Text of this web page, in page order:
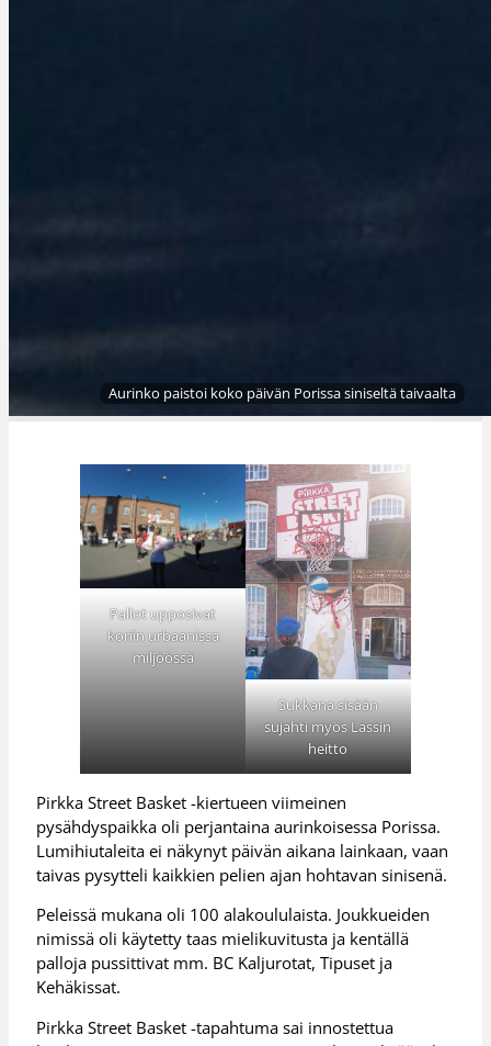
Aurinko paistoi koko päivän Porissa siniseltä taivaalta
Pallot upposivat
koriin urbaanissa
miljöössä
Sukkana sisään
sujahti myös Lassin
heitto
Pirkka Street Basket -kiertueen viimeinen
pysähdyspaikka oli perjantaina aurinkoisessa Porissa.
Lumihiutaleita ei näkynyt päivän aikana lainkaan, vaan
taivas pysytteli kaikkien pelien ajan hohtavan sinisenä.
Peleissä mukana oli 100 alakoululaista. Joukkueiden
nimissä oli käytetty taas mielikuvitusta ja kentällä
palloja pussittivat mm. BC Kaljurotat, Tipuset ja
Kehäkissat.
Pirkka Street Basket -tapahtuma sai innostettua